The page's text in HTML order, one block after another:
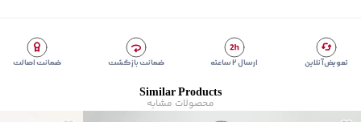
تعویض آنلاین ارسال ۲ ساعته ضمانت بازگشت ضمانت اصالت
Similar Products
محصولات مشابه